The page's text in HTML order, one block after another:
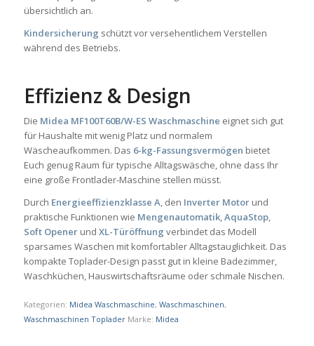
übersichtlich an.
Kindersicherung schützt vor versehentlichem Verstellen
während des Betriebs.
Effizienz & Design
Die Midea MF100T60B/W-ES Waschmaschine eignet sich gut
für Haushalte mit wenig Platz und normalem
Wäscheaufkommen. Das 6-kg-Fassungsvermögen bietet
Euch genug Raum für typische Alltagswäsche, ohne dass Ihr
eine große Frontlader-Maschine stellen müsst.
Durch Energieeffizienzklasse A, den Inverter Motorund
praktische Funktionen wie Mengenautomatik,AquaStop,
Soft Openerund XL-Türöffnung verbindet das Modell
sparsames Waschen mit komfortabler Alltagstauglichkeit. Das
kompakte Toplader-Design passt gut in kleine Badezimmer,
Waschküchen, Hauswirtschaftsräume oder schmale Nischen.
Kategorien: Midea Waschmaschine, Waschmaschinen,
Waschmaschinen Toplader Marke: Midea